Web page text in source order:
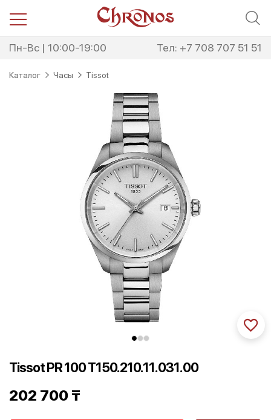
Пн-Вс | 10:00-19:00 Тел: +7 708 707 51 51
Каталог Часы Tissot
Tissot PR 100 T150.210.11.031.00
202 700 ₸